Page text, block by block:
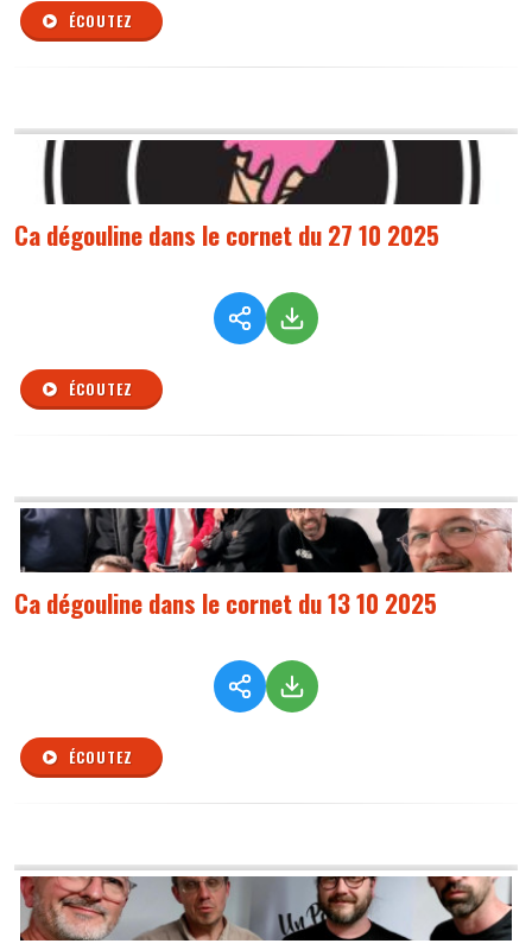
ÉCOUTEZ
Ca dégouline dans le cornet du 27 10 2025
ÉCOUTEZ
Ca dégouline dans le cornet du 13 10 2025
ÉCOUTEZ